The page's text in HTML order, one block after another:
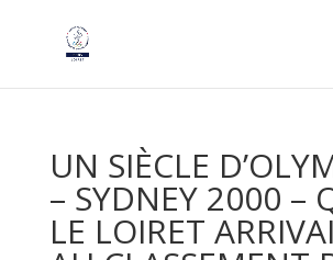
UN SIÈCLE
– SYDNEY 2000 –
LE LOIRET